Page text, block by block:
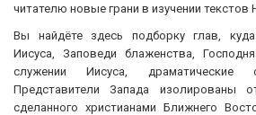
читателю новые грани в изучении текстов
Вы найдёте здесь подборку глав,
Иисуса, Заповеди блаженства,
служении Иисуса,
Представители Запада изолированы
сделанного христианами Ближнего